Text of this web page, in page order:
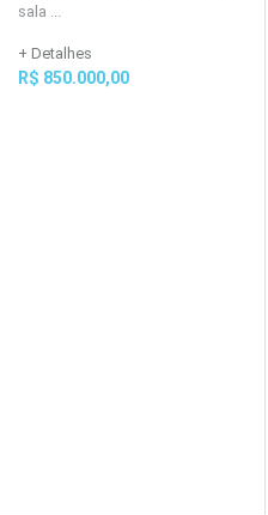
sala ...
+ Detalhes
R$ 850.000,00